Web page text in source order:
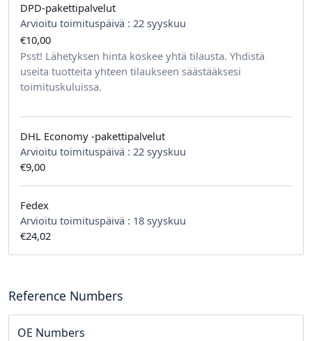
DPD-pakettipalvelut
Arvioitu toimituspäivä : 22 syyskuu
€10,00
Psst! Lähetyksen hinta koskee yhtä tilausta. Yhdistä
useita tuotteita yhteen tilaukseen säästääksesi
toimituskuluissa.
DHL Economy -pakettipalvelut
Arvioitu toimituspäivä : 22 syyskuu
€9,00
Fedex
Arvioitu toimituspäivä : 18 syyskuu
€24,02
Reference Numbers
OE Numbers